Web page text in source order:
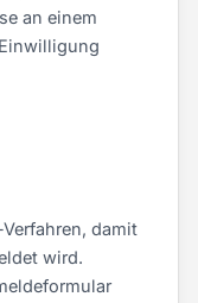
an einem
damit
wird.